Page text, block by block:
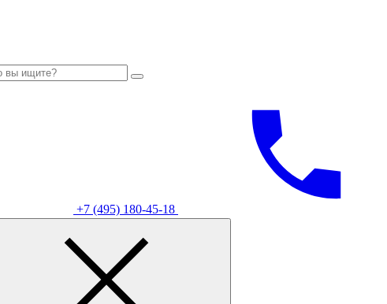
+7 (495) 180-45-18